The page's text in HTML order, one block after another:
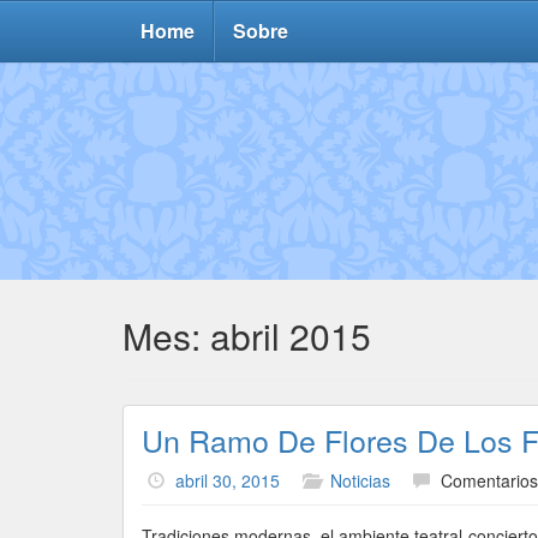
Home Sobre
Mes: abril 2015
Un Ramo De Flores De Los
abril 30, 2015 Noticias